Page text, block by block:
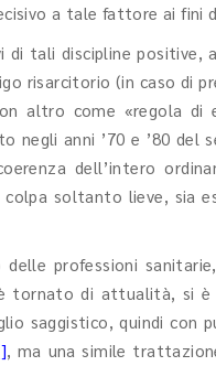
a tale fattore ai fini
di tali discipline
risarcitorio (in caso di
altro come «regola
negli anni ’70 e ’80
dell’intero
soltanto lieve, sia
professioni
tornato di attualità, si
saggistico, quindi
, ma una simile